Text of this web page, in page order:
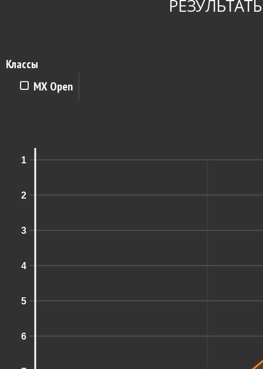
Классы
MX Open
1
2
3
4
5
6